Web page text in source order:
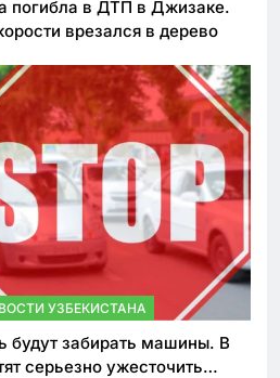
погибла в ДТП в Джизаке.
врезался в дерево
УЗБЕКИСТАНА
будут забирать машины. В
серьезно ужесточить